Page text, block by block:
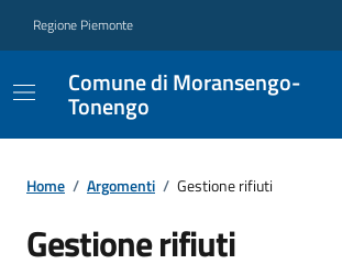
Regione Piemonte
Comune di Moransengo-
Tonengo
Home / Argomenti / Gestione rifiuti
Gestione rifiuti